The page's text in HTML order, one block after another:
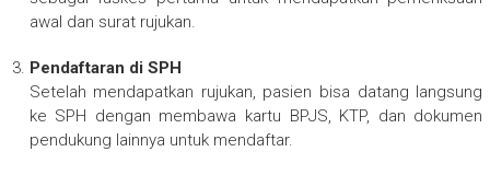
awal dan surat rujukan.
Pendaftaran di SPH
Setelah mendapatkan rujukan, pasien bisa datang langsung
ke SPH dengan membawa kartu BPJS, KTP, dan dokumen
pendukung lainnya untuk mendaftar.